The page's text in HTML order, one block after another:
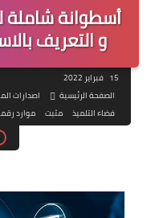
أسطوانة شاملة
و التعريف
15 فبراير 2022
الصفحة الرئيسية
اصدارات
فضاء التلميذ
مثبت موارد